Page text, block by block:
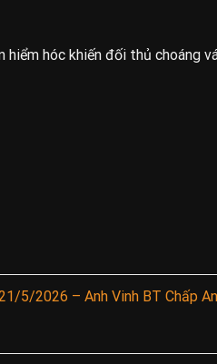
hóc khiến đối thủ choáng
5/2026 – Anh Vinh BT Chấp